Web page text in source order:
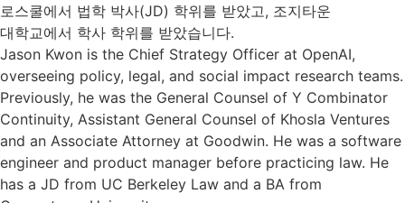
로스쿨에서 법학 박사(JD) 학위를 받았고, 조지타운
대학교에서 학사 학위를 받았습니다.
Jason Kwon is the Chief Strategy Officer at OpenAI,
overseeing policy, legal, and social impact research teams.
Previously, he was the General Counsel of Y Combinator
Continuity, Assistant General Counsel of Khosla Ventures
and an Associate Attorney at Goodwin. He was a software
engineer and product manager before practicing law. He
has a JD from UC Berkeley Law and a BA from